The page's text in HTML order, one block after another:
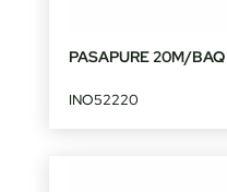
PASAPURE 20M/
INO52220